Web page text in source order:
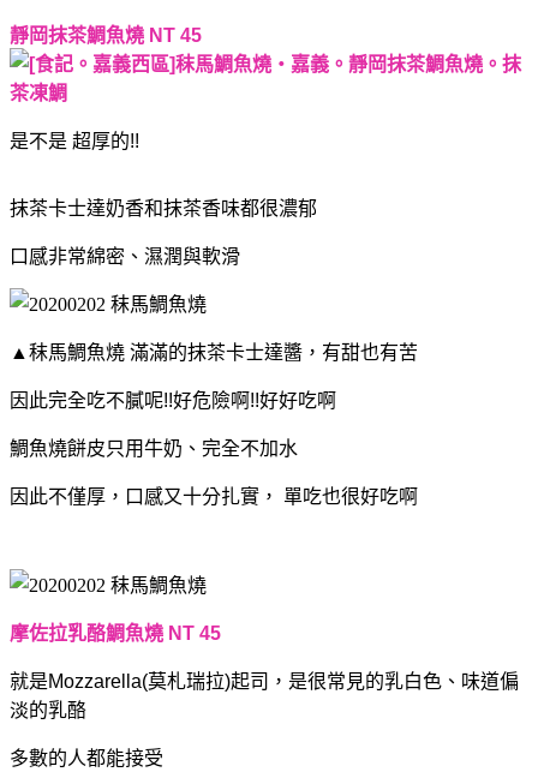
靜岡抹茶鯛魚燒 NT 45
是不是 超厚的!!
抹茶卡士達奶香和抹茶香味都很濃郁
口感非常綿密、濕潤與軟滑
▲秣馬鯛魚燒 滿滿的抹茶卡士達醬，有甜也有苦
因此完全吃不膩呢!!好危險啊!!好好吃啊
鯛魚燒餅皮只用牛奶、完全不加水
因此不僅厚，口感又十分扎實， 單吃也很好吃啊
摩佐拉乳酪鯛魚燒 NT 45
就是Mozzarella(莫札瑞拉)起司，是很常見的乳白色、味道偏
淡的乳酪
多數的人都能接受